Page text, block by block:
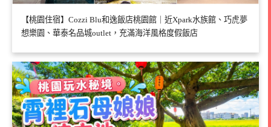
【桃園住宿】Cozzi Blu和逸飯店桃園館｜近Xpark水族館、巧虎夢
想樂園、華泰名品城outlet，充滿海洋風格度假飯店